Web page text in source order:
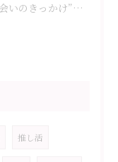
”出会いのきっかけ”について八王子の結婚相談所SmileLink.labと考える
推し活